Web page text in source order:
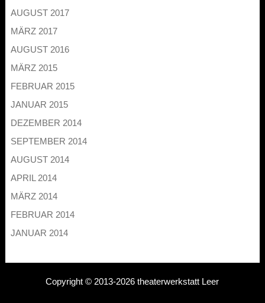
AUGUST 2017
MÄRZ 2017
AUGUST 2016
MÄRZ 2015
FEBRUAR 2015
JANUAR 2015
DEZEMBER 2014
SEPTEMBER 2014
AUGUST 2014
APRIL 2014
MÄRZ 2014
FEBRUAR 2014
JANUAR 2014
Copyright © 2013-2026 theaterwerkstatt Leer